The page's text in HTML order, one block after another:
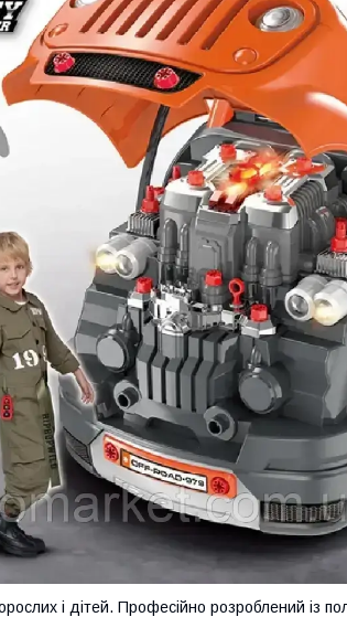
і дітей. Професійно розроблений із